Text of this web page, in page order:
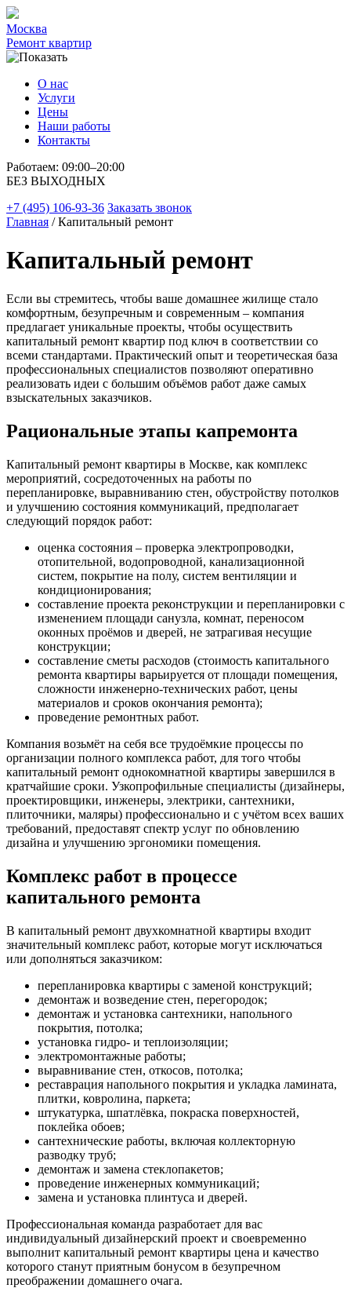
Москва
Ремонт квартир
О нас
Услуги
Цены
Наши работы
Контакты
Работаем: 09:00–20:00
БЕЗ ВЫХОДНЫХ
+7 (495) 106-93-36 Заказать звонок
Главная / Капитальный ремонт
Капитальный ремонт
Если вы стремитесь, чтобы ваше домашнее жилище стало
комфортным, безупречным и современным – компания
предлагает уникальные проекты, чтобы осуществить
капитальный ремонт квартир под ключ в соответствии со
всеми стандартами. Практический опыт и теоретическая база
профессиональных специалистов позволяют оперативно
реализовать идеи с большим объёмов работ даже самых
взыскательных заказчиков.
Рациональные этапы капремонта
Капитальный ремонт квартиры в Москве, как комплекс
мероприятий, сосредоточенных на работы по
перепланировке, выравниванию стен, обустройству потолков
и улучшению состояния коммуникаций, предполагает
следующий порядок работ:
оценка состояния – проверка электропроводки,
отопительной, водопроводной, канализационной
систем, покрытие на полу, систем вентиляции и
кондиционирования;
составление проекта реконструкции и перепланировки с
изменением площади санузла, комнат, переносом
оконных проёмов и дверей, не затрагивая несущие
конструкции;
составление сметы расходов (стоимость капитального
ремонта квартиры варьируется от площади помещения,
сложности инженерно-технических работ, цены
материалов и сроков окончания ремонта);
проведение ремонтных работ.
Компания возьмёт на себя все трудоёмкие процессы по
организации полного комплекса работ, для того чтобы
капитальный ремонт однокомнатной квартиры завершился в
кратчайшие сроки. Узкопрофильные специалисты (дизайнеры,
проектировщики, инженеры, электрики, сантехники,
плиточники, маляры) профессионально и с учётом всех ваших
требований, предоставят спектр услуг по обновлению
дизайна и улучшению эргономики помещения.
Комплекс работ в процессе
капитального ремонта
В капитальный ремонт двухкомнатной квартиры входит
значительный комплекс работ, которые могут исключаться
или дополняться заказчиком:
перепланировка квартиры с заменой конструкций;
демонтаж и возведение стен, перегородок;
демонтаж и установка сантехники, напольного
покрытия, потолка;
установка гидро- и теплоизоляции;
электромонтажные работы;
выравнивание стен, откосов, потолка;
реставрация напольного покрытия и укладка ламината,
плитки, ковролина, паркета;
штукатурка, шпатлёвка, покраска поверхностей,
поклейка обоев;
сантехнические работы, включая коллекторную
разводку труб;
демонтаж и замена стеклопакетов;
проведение инженерных коммуникаций;
замена и установка плинтуса и дверей.
Профессиональная команда разработает для вас
индивидуальный дизайнерский проект и своевременно
выполнит капитальный ремонт квартиры цена и качество
которого станут приятным бонусом в безупречном
преображении домашнего очага.